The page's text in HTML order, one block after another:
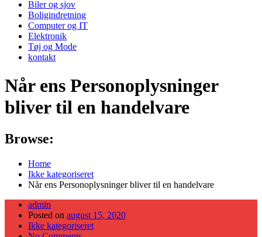
Biler og sjov
Boligindretning
Computer og IT
Elektronik
Tøj og Mode
kontakt
Når ens Personoplysninger
bliver til en handelvare
Browse:
Home
Ikke kategoriseret
Når ens Personoplysninger bliver til en handelvare
admin
Posted on august 15, 2020
Ikke kategoriseret